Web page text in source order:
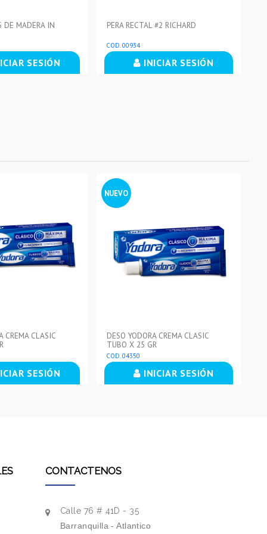
DE MADERA IN
SESIÓN
PERA RECTAL #2 RICHARD
COD. 00934
INICIAR SESIÓN
CREMA CLASIC
SESIÓN
NUEVO
DESO YODORA CREMA CLASIC
TUBO X 25 GR
COD. 04350
INICIAR SESIÓN
CONTACTENOS
Calle 76 # 41D - 35
Barranquilla - Atlantico